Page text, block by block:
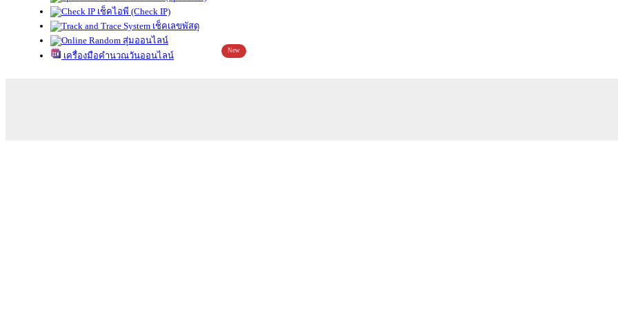
เช็คไอพี (Check IP)
เช็คเลขพัสดุ
สุ่มออนไลน์
เครื่องมือคำนวณวันออนไลน์
New